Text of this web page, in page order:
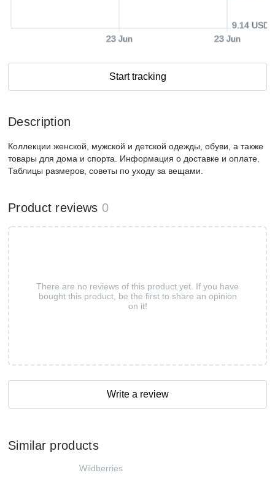
23 Jun 23 Jun
9.14 USD
Start tracking
Description
Коллекции женской, мужской и детской одежды, обуви, а также
товары для дома и спорта. Информация о доставке и оплате.
Таблицы размеров, советы по уходу за вещами.
Product reviews 0
There are no reviews of this product yet. If you have
bought this product, be the first to share an opinion
on it!
Write a review
Similar products
Wildberries